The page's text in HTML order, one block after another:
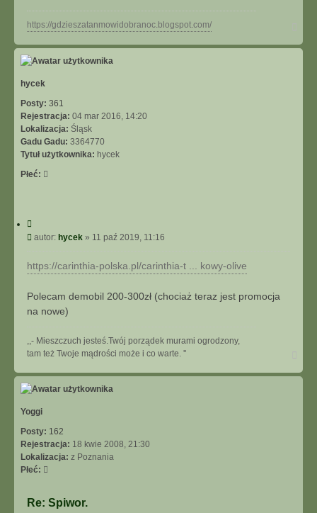
https://gdzieszatanmowidobranoc.blogspot.com/
g
hycek
Posty: 361
Rejestracja: 04 mar 2016, 14:20
Lokalizacja: Śląsk
Gadu Gadu: 3364770
Tytuł użytkownika: hycek
Płeć:
y
j
P
s
t
autor: hycek » 11 paź 2019, 11:16
https://carinthia-polska.pl/carinthia-t ... kowy-olive
Polecam demobil 200-300zł (chociaż teraz jest promocja
na nowe)
,,- Mieszczuch jesteś.Twój porządek murami ogrodzony,
tam też Twoje mądrości może i co warte. ''
g
Yoggi
Posty: 162
Rejestracja: 18 kwie 2008, 21:30
Lokalizacja: z Poznania
Płeć:
Re: Spiwor.